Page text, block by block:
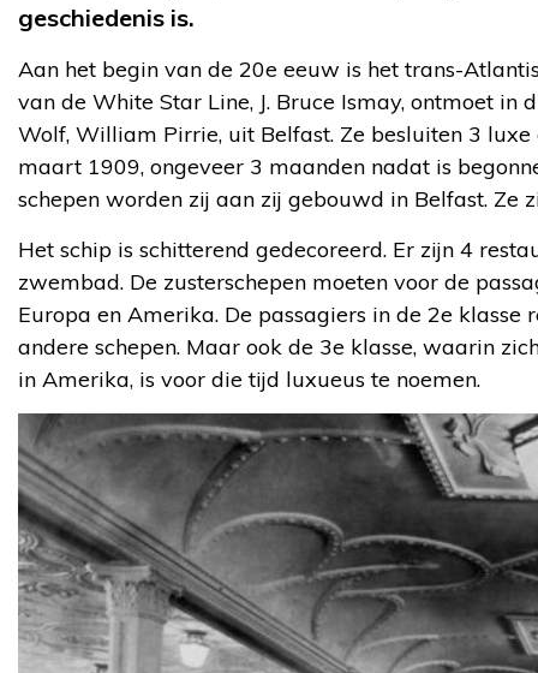
geschiedenis is.
Aan het begin van de 20e eeuw is het trans-
van de White Star Line, J. Bruce Ismay, ontmoet
Wolf, William Pirrie, uit Belfast. Ze besluiten 3
maart 1909, ongeveer 3 maanden nadat is
schepen worden zij aan zij gebouwd in Belfast.
Het schip is schitterend gedecoreerd. Er zijn 4
zwembad. De zusterschepen moeten voor de
Europa en Amerika. De passagiers in de 2e
andere schepen. Maar ook de 3e klasse, waarin
in Amerika, is voor die tijd luxueus te noemen.